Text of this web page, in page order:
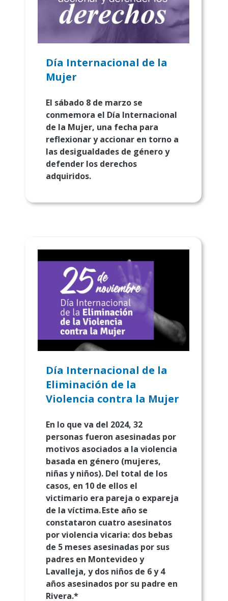
Día Internacional de la
Mujer
El sábado 8 de marzo se
conmemora el Día Internacional
de la Mujer, una fecha para
reflexionar y accionar en torno a
las desigualdades de género y
defender los derechos
adquiridos.
Día Internacional de la
Eliminación de la
Violencia contra la Mujer
En lo que va del 2024, 32
personas fueron asesinadas por
motivos asociados a la violencia
basada en género (mujeres,
niñas y niños). Del total de los
casos, en 10 de ellos el
victimario era pareja o expareja
de la víctima. Este año se
constataron cuatro asesinatos
por violencia vicaria: dos bebas
de 5 meses asesinadas por sus
padres en Montevideo y
Lavalleja, y dos niños de 6 y 4
años asesinados por su padre en
Rivera.*